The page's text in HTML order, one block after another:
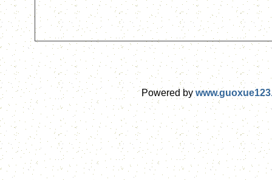
Powered by